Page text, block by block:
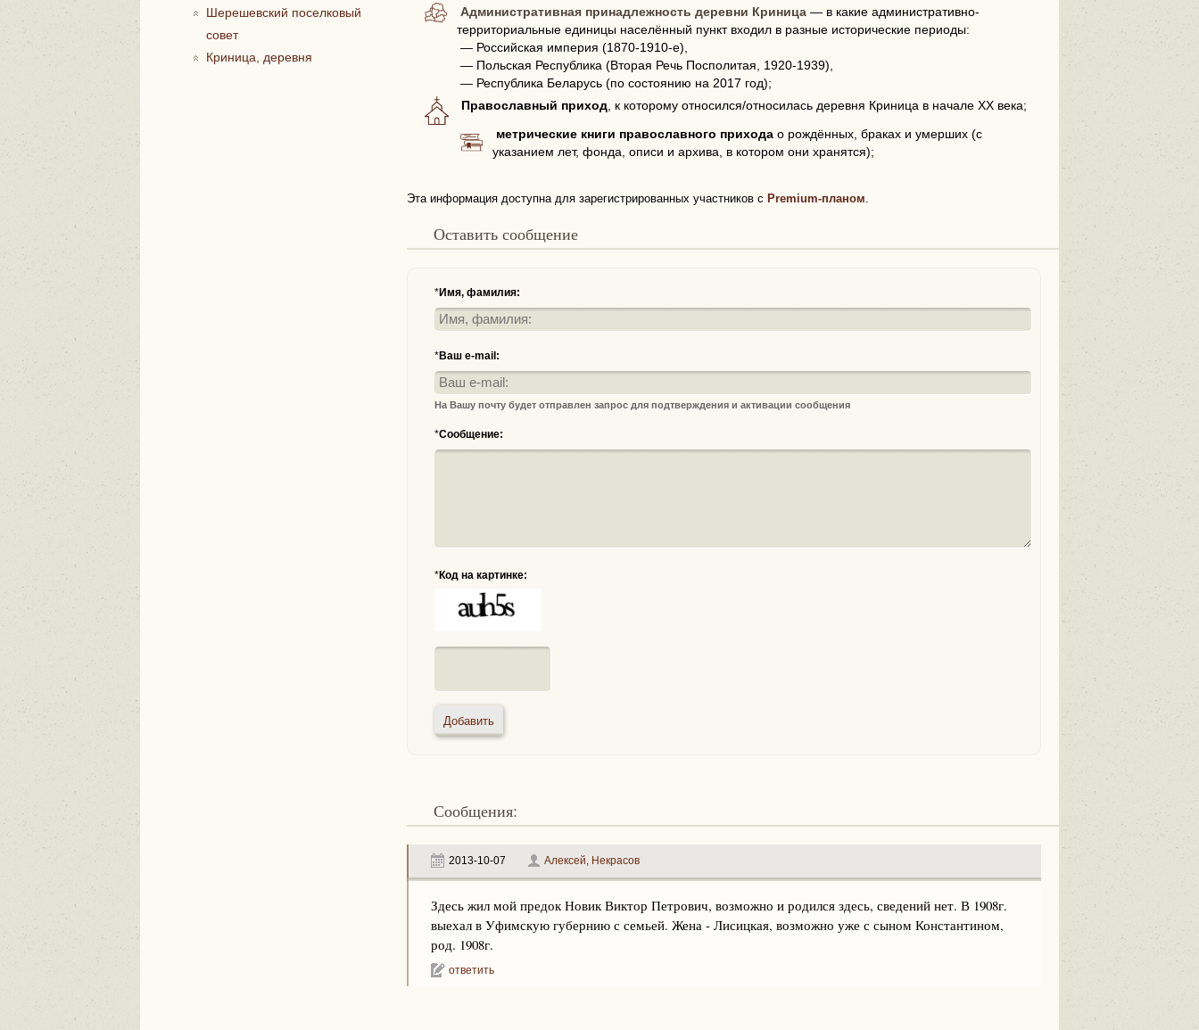
Шерешевский поселковый
совет
Криница, деревня
Административная принадлежность деревни Криница — в какие административно-
территориальные единицы населённый пункт входил в разные исторические периоды:
— Российская империя (1870-1910-е),
— Польская Республика (Вторая Речь Посполитая, 1920-1939),
— Республика Беларусь (по состоянию на 2017 год);
Православный приход , к которому относился/относилась деревня Криница в начале XX века;
метрические книги православного прихода о рождённых, браках и умерших (с
указанием лет, фонда, описи и архива, в котором они хранятся);
Эта информация доступна для зарегистрированных участников с Premium-планом.
Оставить сообщение
*Имя, фамилия:
*Ваш e-mail:
На Вашу почту будет отправлен запрос для подтверждения и активации сообщения
*Сообщение:
*Код на картинке:
Сообщения:
2013-10-07 Алексей, Некрасов
Здесь жил мой предок Новик Виктор Петрович, возможно и родился здесь, сведений нет. В 1908г.
выехал в Уфимскую губернию с семьей. Жена - Лисицкая, возможно уже с сыном Константином,
род. 1908г.
ответить